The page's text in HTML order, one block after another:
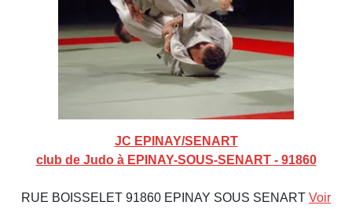
JC EPINAY/SENART
club de Judo à EPINAY-SOUS-SENART - 91860
RUE BOISSELET 91860 EPINAY SOUS SENART Voir